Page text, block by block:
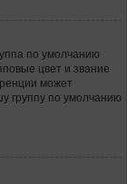
по умолчанию
цвет и звание
может
группу по умолчанию